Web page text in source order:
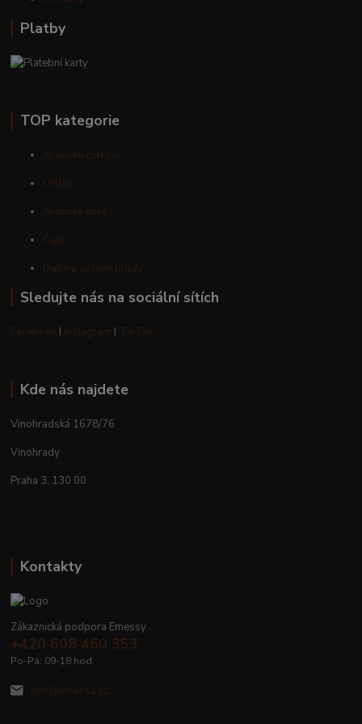
Platby
TOP kategorie
Arabské cukroví
Oříšky
Arabská káva
Čaje
Datle a sušené plody
Sledujte nás na sociální sítích
Facebook I Instagram I TikTok
Kde nás najdete
Vinohradská 1678/76
Vinohrady
Praha 3, 130 00
Kontakty
Zákaznická podpora Emessy
+420 608 460 353
Po-Pá: 09-18 hod.
info@emessa.cz